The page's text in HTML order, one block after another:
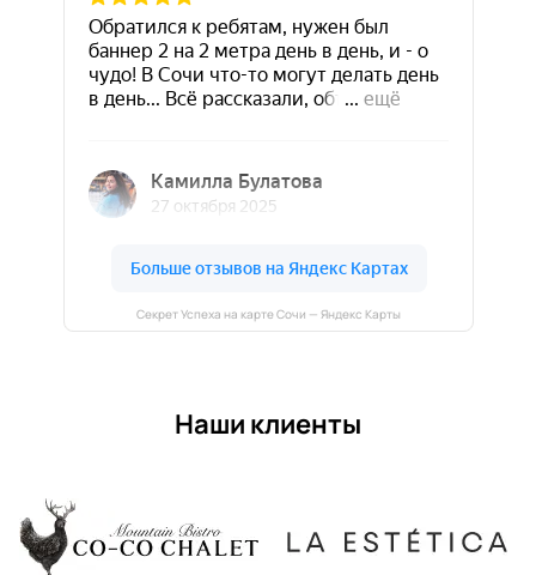
Секрет Успеха на карте Сочи — Яндекс Карты
Наши клиенты